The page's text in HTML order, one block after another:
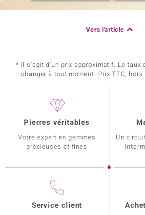
Vers l'article
* Il s'agit d'un prix approximatif. Le taux
changer à tout moment. Prix TTC,
Pierres véritables
Votre expert en gemmes
précieuses et fines
Un
Service client